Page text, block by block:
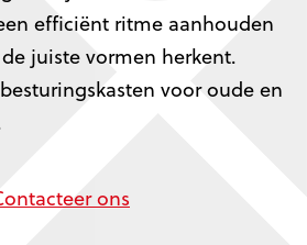
efficiënt ritme aanhouden
juiste vormen herkent.
voor oude en
ons